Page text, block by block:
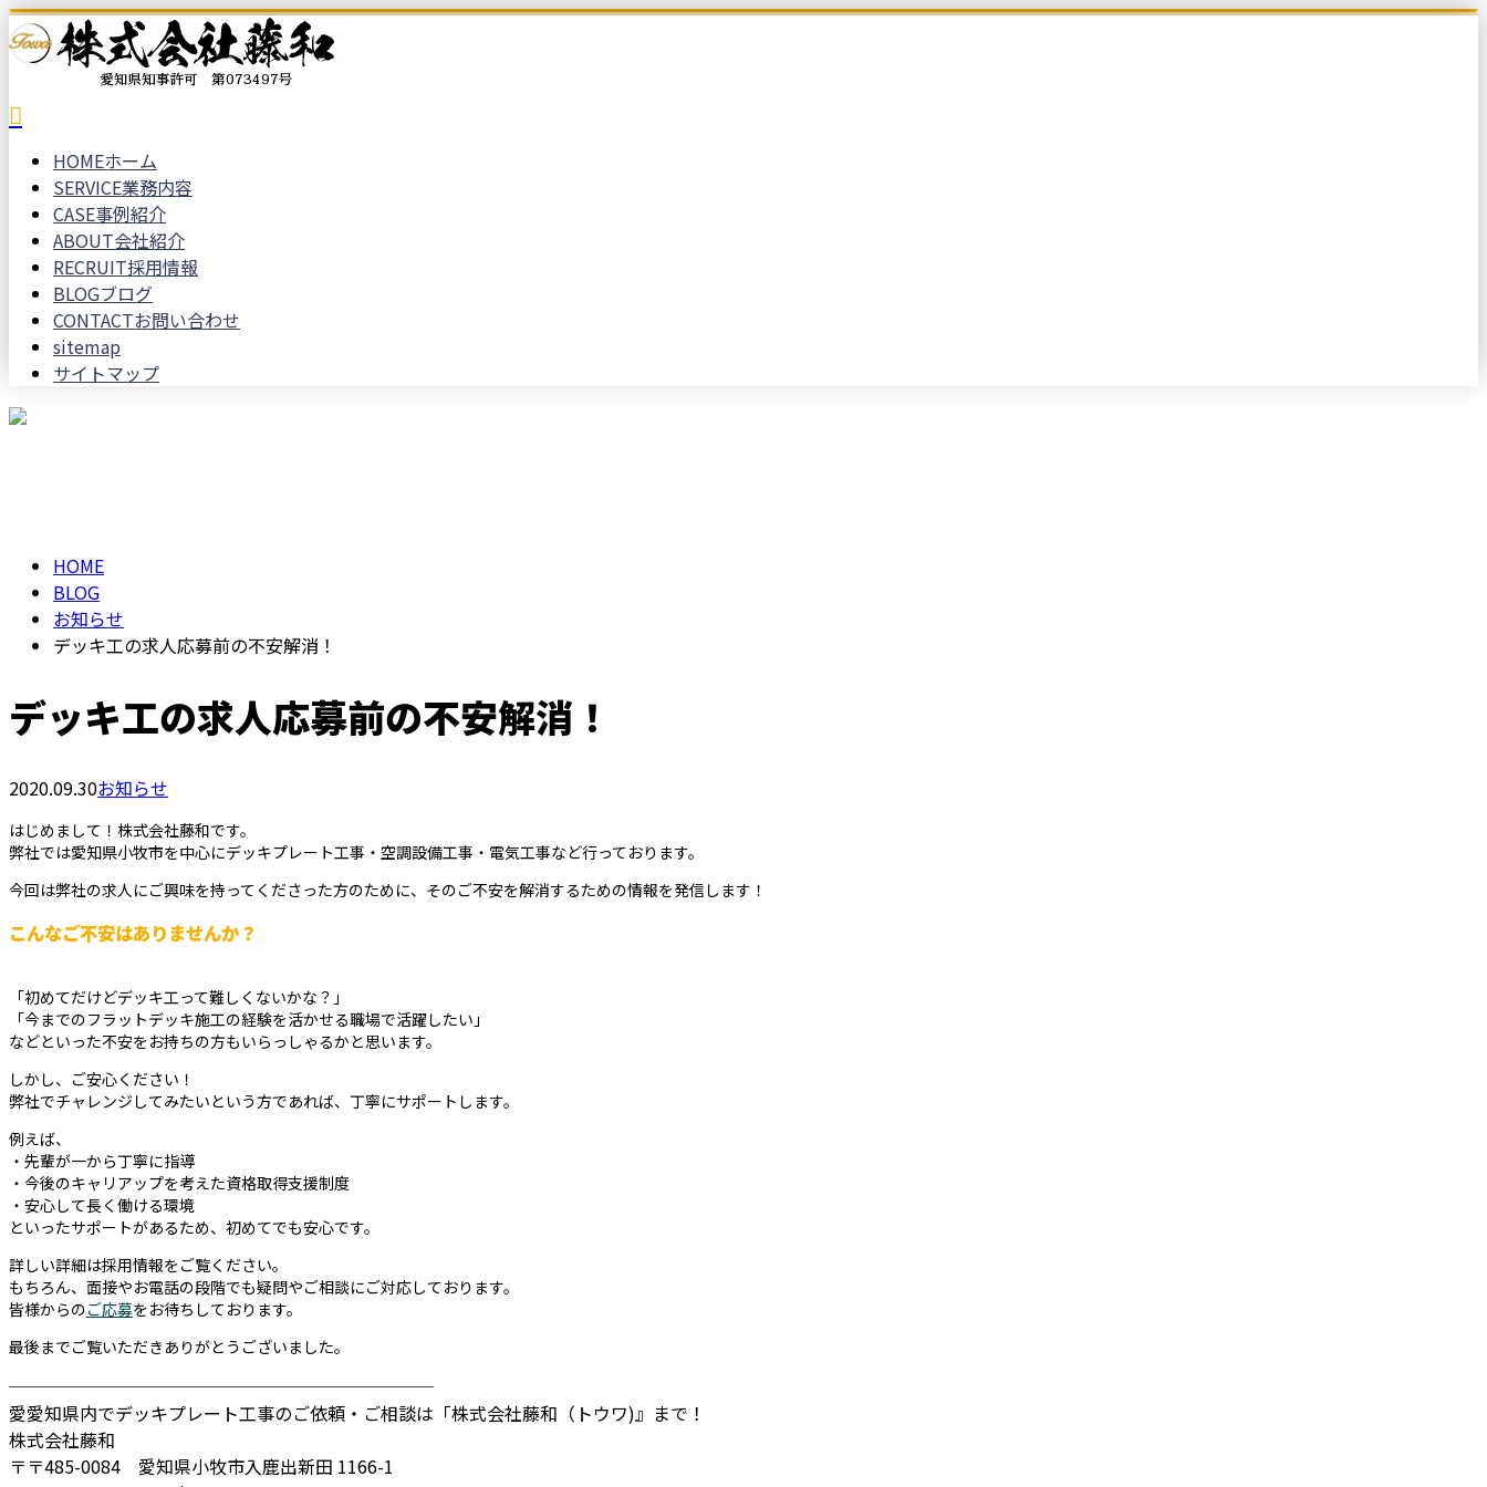
HOMEホーム
SERVICE業務内容
CASE事例紹介
ABOUT会社紹介
RECRUIT採用情報
BLOGブログ
CONTACTお問い合わせ
sitemap
サイトマップ
HOME
BLOG
お知らせ
デッキ工の求人応募前の不安解消！
デッキ工の求人応募前の不安解消！
2020.09.30お知らせ
はじめまして！株式会社藤和です。
弊社では愛知県小牧市を中心にデッキプレート工事・空調設備工事・電気工事など行っております。
今回は弊社の求人にご興味を持ってくださった方のために、そのご不安を解消するための情報を発信します！
こんなご不安はありませんか？
「初めてだけどデッキ工って難しくないかな？」
「今までのフラットデッキ施工の経験を活かせる職場で活躍したい」
などといった不安をお持ちの方もいらっしゃるかと思います。
しかし、ご安心ください！
弊社でチャレンジしてみたいという方であれば、丁寧にサポートします。
例えば、
・先輩が一から丁寧に指導
・今後のキャリアップを考えた資格取得支援制度
・安心して長く働ける環境
といったサポートがあるため、初めてでも安心です。
詳しい詳細は採用情報をご覧ください。
もちろん、面接やお電話の段階でも疑問やご相談にご対応しております。
皆様からのご応募をお待ちしております。
最後までご覧いただきありがとうございました。
────────────────────────
愛愛知県内でデッキプレート工事のご依頼・ご相談は「株式会社藤和（トウワ)』まで！
株式会社藤和
〒〒485-0084 愛知県小牧市入鹿出新田 1166-1